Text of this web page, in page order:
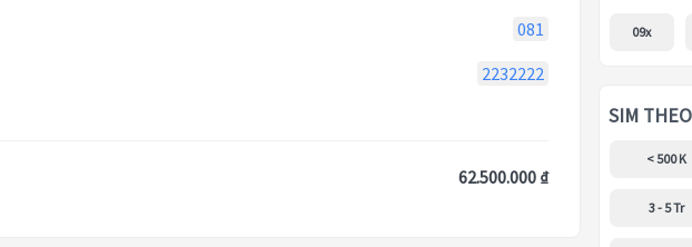
081
2232222
62.500.000 ₫
09x
SIM
< 500 K
3 - 5 Tr